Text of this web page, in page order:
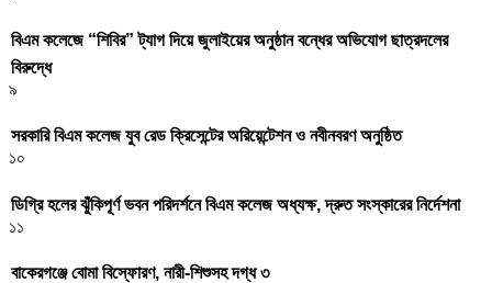
বিএম কলেজে “শিবির” ট্যাগ দিয়ে জুলাইয়ের অনুষ্ঠান বন্ধের অভিযোগ ছাত্রদলের
বিরুদ্ধে
৯
সরকারি বিএম কলেজ যুব রেড ক্রিসেন্টের অরিয়েন্টেশন ও নবীনবরণ অনুষ্ঠিত
১০
ডিগ্রি হলের ঝুঁকিপূর্ণ ভবন পরিদর্শনে বিএম কলেজ অধ্যক্ষ, দ্রুত সংস্কারের নির্দেশনা
১১
বাকেরগঞ্জে বোমা বিস্ফোরণ, নারী-শিশুসহ দগ্ধ ৩